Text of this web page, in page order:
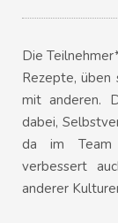
Die
Rezepte, üben
mit anderen.
dabei,
da im Team
verbessert
anderer